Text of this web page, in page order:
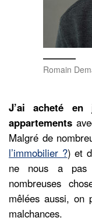
Romain
J’ai acheté
appartements
Malgré de
l’immobilier ?) et
ne nous a pas
nombreuses
mêlées aussi, on
malchances.